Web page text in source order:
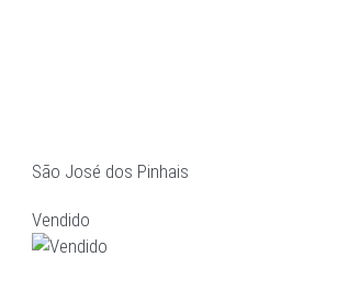
São José dos Pinhais
Vendido